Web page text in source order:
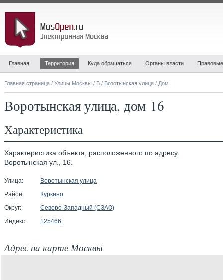
Главная Территория Куда обращаться Органы власти
Главная страница / Улицы Москвы / В / Воротынская улица / Дом
Воротынская улица, дом 16
Характеристика
Характеристика объекта, расположенного по адресу:
Воротынская ул., 16.
Улица:
Воротынская улица
Район:
Куркино
Округ:
Северо-Западный (СЗАО)
Индекс:
125466
Адрес на карте Москвы